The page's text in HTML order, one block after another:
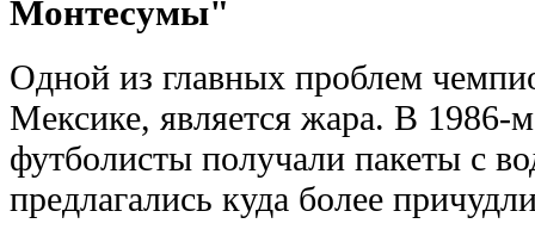
Монтесумы"
Одной из главных проблем
Мексике, является жара. В 1986-
футболисты получали пакеты с
предлагались куда более